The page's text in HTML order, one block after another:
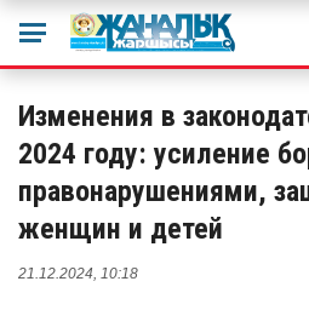
Изменения в
2024 году: усиление
правонарушениями,
женщин и детей
21.12.2024, 10:18